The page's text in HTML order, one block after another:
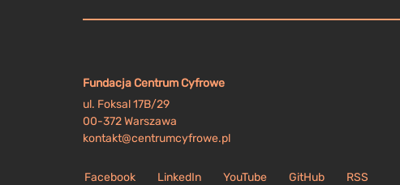
Fundacja Centrum Cyfrowe
ul. Foksal 17B/29
00-372 Warszawa
kontakt@centrumcyfrowe.pl
Facebook LinkedIn YouTube GitHub RSS